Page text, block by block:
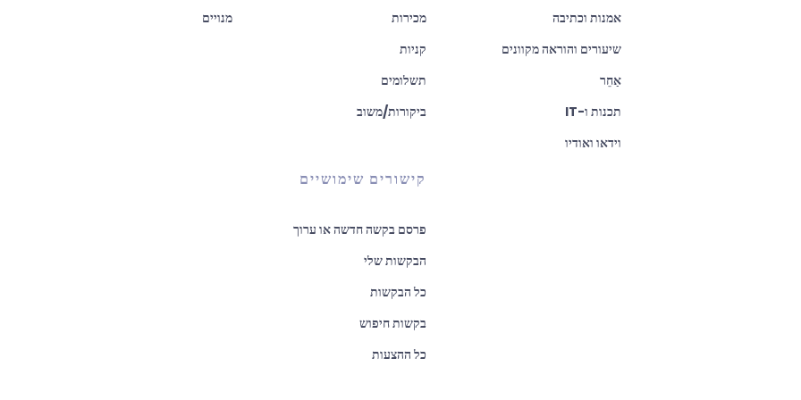
אמנות וכתיבה
שיעורים והוראה מקוונים
אַחֵר
תכנות ו-IT
וידאו ואודיו
מכירות
קניות
תשלומים
ביקורות/משוב
קישורים שימושיים
פרסם בקשה חדשה או ערוך
הבקשות שלי
כל הבקשות
בקשות חיפוש
כל ההצעות
מנויים